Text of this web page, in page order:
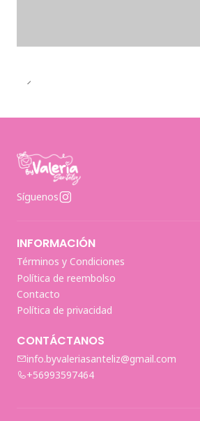
Síguenos
INFORMACIÓN
Términos y Condiciones
Política de reembolso
Contacto
Política de privacidad
CONTÁCTANOS
info.byvaleriasanteliz@gmail.com
+56993597464